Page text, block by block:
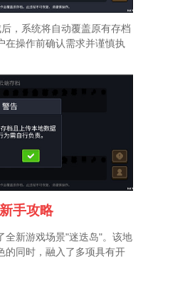
，系统将自动覆盖原有存档
在操作前确认需求并谨慎执
手攻略
全新游戏场景"迷迭岛"。该地
的同时，融入了多项具有开